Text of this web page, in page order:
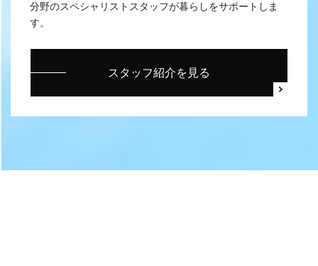
分野のスペシャリストスタッフが暮らしをサポートしま
す。
スタッフ紹介を見る